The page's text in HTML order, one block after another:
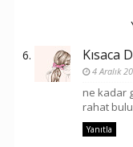
Kısaca
4 Aralık
ne kadar
rahat
Yanıtla